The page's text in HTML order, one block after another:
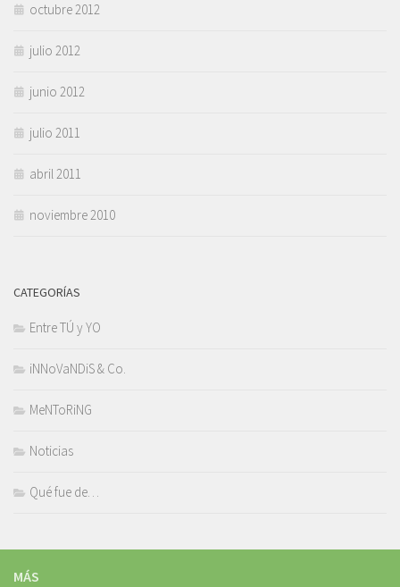
octubre 2012
julio 2012
junio 2012
julio 2011
abril 2011
noviembre 2010
CATEGORÍAS
Entre TÚ y YO
iNNoVaNDiS & Co.
MeNToRiNG
Noticias
Qué fue de…
MÁS